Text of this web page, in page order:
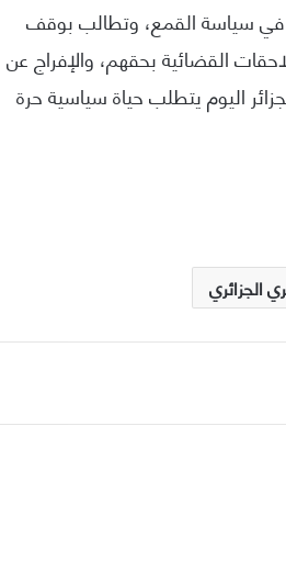
في سياسة القمع، وتطالب بوقف
القضائية بحقهم، والإفراج عن
اليوم يتطلب حياة سياسية حرة
الجزائري